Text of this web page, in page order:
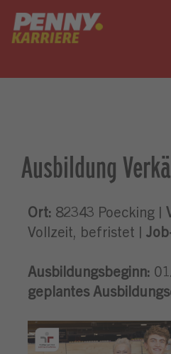
Ausbildung
Ort: 82343 Poecking |
Vollzeit, befristet |
Ausbildungsbeginn:
geplantes